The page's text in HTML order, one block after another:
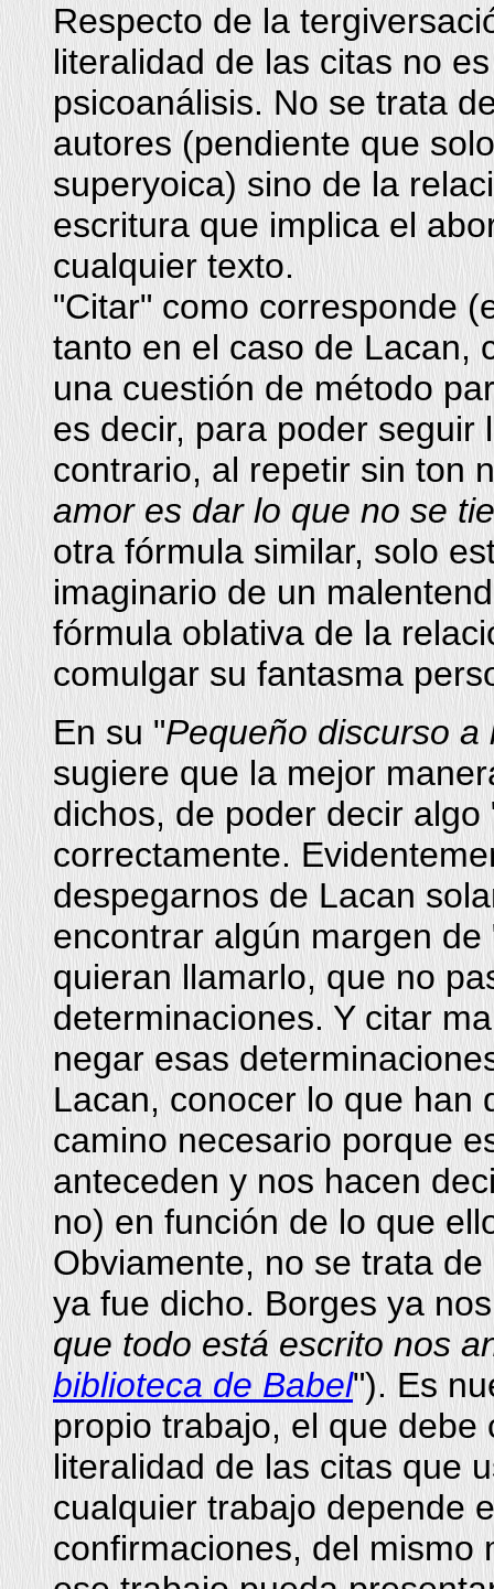
Respecto de la
literalidad de las citas no
psicoanálisis. No se trata
autores (pendiente que
superyoica) sino de la
escritura que implica el
cualquier texto.
"Citar" como corresponde
tanto en el caso de Lacan,
una cuestión de método
es decir, para poder seguir
contrario, al repetir sin ton
amor es dar lo que no se
otra fórmula similar, solo
imaginario de un
fórmula oblativa de la
comulgar su fantasma
En su "Pequeño discurso a
sugiere que la mejor
dichos, de poder decir
correctamente.
despegarnos de Lacan
encontrar algún margen
quieran llamarlo, que no
determinaciones. Y citar
negar esas
Lacan, conocer lo que han
camino necesario porque
anteceden y nos hacen
no) en función de lo que
Obviamente, no se trata
ya fue dicho. Borges ya
que todo está escrito nos
biblioteca de Babel"). Es
propio trabajo, el que
literalidad de las citas que
cualquier trabajo depende
confirmaciones, del mismo